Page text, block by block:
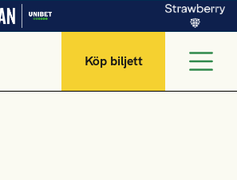
Köp biljett